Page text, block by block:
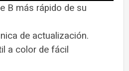
B más rápido de su
de actualización.
a color de fácil